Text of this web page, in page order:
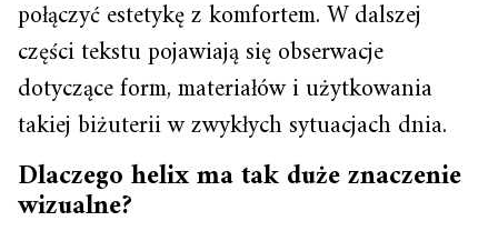
połączyć estetykę z komfortem. W dalszej
części tekstu pojawiają się obserwacje
dotyczące form, materiałów i użytkowania
takiej biżuterii w zwykłych sytuacjach dnia.
Dlaczego helix ma tak duże znaczenie
wizualne?